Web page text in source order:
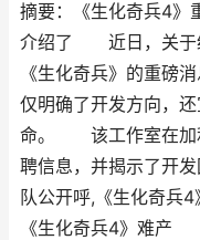
摘要：《生化奇兵4》
介绍了 近日，关于
《生化奇兵》的重磅
仅明确了开发方向，
命。 该工作室在加
聘信息，并揭示了开
队公开呼,《生化奇兵
《生化奇兵4》难产